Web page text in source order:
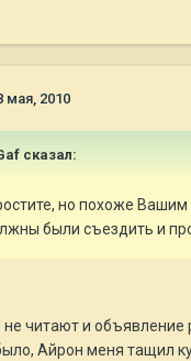
мая, 2010
сказал:
но похоже
были съездить и
читают и
Айрон меня тащил